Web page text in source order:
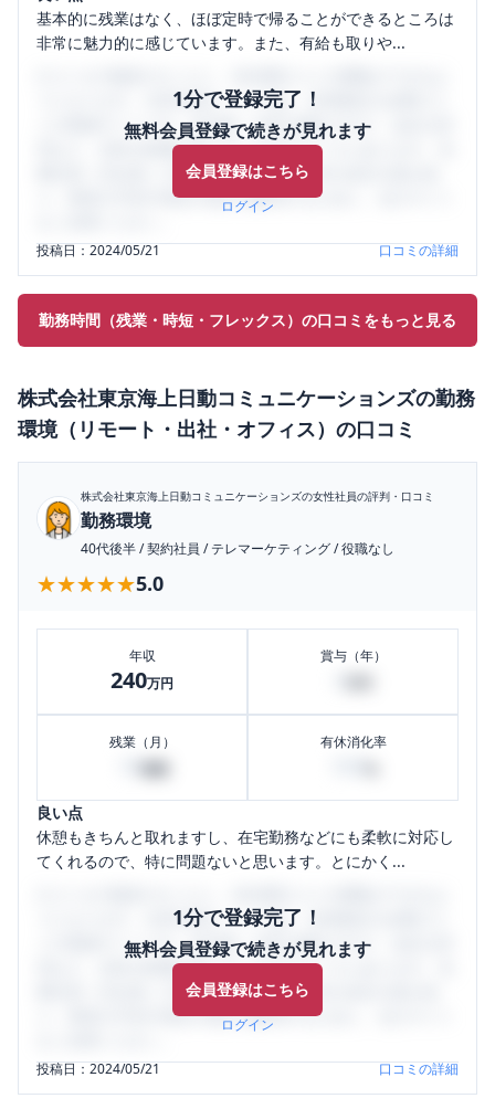
基本的に残業はなく、ほぼ定時で帰ることができるところは
非常に魅力的に感じています。また、有給も取りや...
1分で登録完了！
無料会員登録で続きが見れます
会員登録はこちら
ログイン
うになります。SHEHUB(シーハブ)は、女性限定の企業口コ
ミの投稿サイトです。給与面・女性の働きやすさ・会社の評
判など、女性の転職は気にすべき点がたくさんあります。先
輩社員（元社員）の口コミを通して、本当の会社の姿を知
り、将来の不安や現在の悩みを解消するために、ぜひサイト
投稿日：2024/05/21 口コミの詳細
勤務時間（残業・時短・フレックス）の口コミをもっと見る
株式会社東京海上日動コミュニケーションズの勤務
環境（リモート・出社・オフィス） の口コミ
株式会社東京海上日動コミュニケーションズの女性社員の評判・口コミ
勤務環境
40代後半/契約社員 /テレマーケティング/役職なし
★★★★★
★★★★★5.0
年収
240万円
賞与（年）
残業（月） 有休消化率
良い点
休憩もきちんと取れますし、在宅勤務などにも柔軟に対応し
てくれるので、特に問題ないと思います。とにかく...
1分で登録完了！
無料会員登録で続きが見れます
会員登録はこちら
ログイン
うになります。SHEHUB(シーハブ)は、女性限定の企業口コ
ミの投稿サイトです。給与面・女性の働きやすさ・会社の評
判など、女性の転職は気にすべき点がたくさんあります。先
輩社員（元社員）の口コミを通して、本当の会社の姿を知
り、将来の不安や現在の悩みを解消するために、ぜひサイト
投稿日：2024/05/21 口コミの詳細